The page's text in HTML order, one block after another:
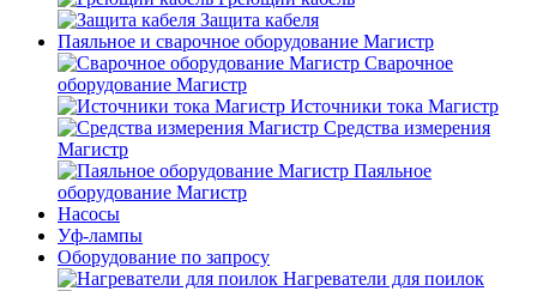
Защита кабеля
Паяльное и сварочное оборудование Магистр
Сварочное
оборудование Магистр
Источники тока Магистр
Средства измерения
Магистр
Паяльное
оборудование Магистр
Насосы
Уф-лампы
Оборудование по запросу
Нагреватели для поилок